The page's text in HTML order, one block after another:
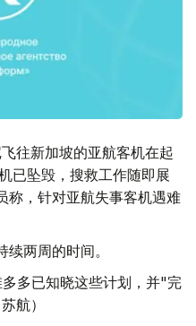
往新加坡的亚航客机在起
已坠毁，搜救工作随即展
称，针对亚航失事客机遇难
两周的时间。
多已知晓这些计划，并"完
航）